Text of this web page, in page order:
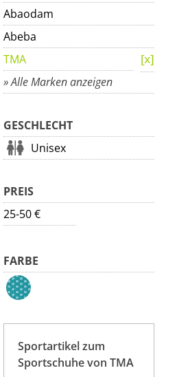
Abaodam
Abeba
TMA
» Alle Marken anzeigen
GESCHLECHT
Unisex
PREIS
25-50 €
FARBE
Sportartikel zum
Sportschuhe von TMA